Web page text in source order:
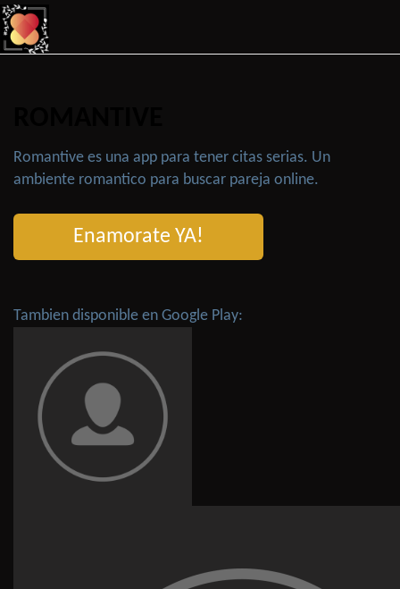
Romantive es una app para tener citas serias. Un
ambiente romantico para buscar pareja online.
Enamorate YA!
Tambien disponible en Google Play: